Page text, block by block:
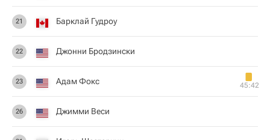
21 Барклай Гудроу
22 Джонни Бродзински
23 Адам Фокс 45:42
26 Джимми Веси